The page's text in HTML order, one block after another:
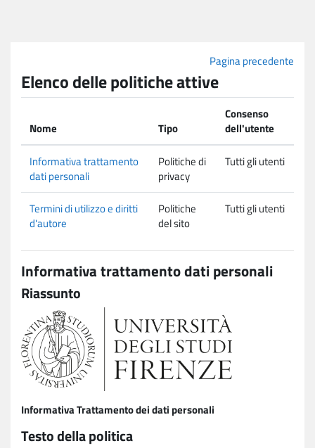
Pagina precedente
Elenco delle politiche attive
Nome Tipo
Consenso
dell'utente
Informativa trattamento
dati personali
Politiche di
privacy
Tutti gli utenti
Termini di utilizzo e diritti
d'autore
Politiche
del sito
Tutti gli utenti
Informativa trattamento dati personali
Riassunto
Informativa Trattamento dei dati personali
Testo della politica